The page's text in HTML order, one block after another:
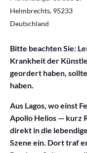
Helmbrechts, 95233
Deutschland
Bitte beachten Sie:
Krankheit der
geordert haben,
haben.
Aus Lagos, wo einst
Apollo Helios — kurz
direkt in die
Szene ein. Dort traf